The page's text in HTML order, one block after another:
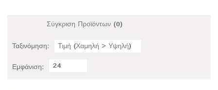
Σύγκριση Προϊόντων (0)
Ταξινόμηση: Τιμή (Χαμηλή > Υψηλή)
Εμφάνιση: 24